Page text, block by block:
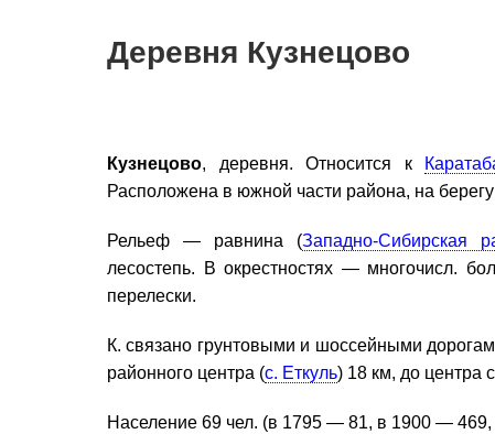
Деревня Кузнецово
Кузнецово, деревня. Относится к
Расположена в южной части района, на
Рельеф — равнина (Западно-Сибирская
лесостепь. В окрестностях — многочисл.
перелески.
К. связано грунтовыми и шоссейными
районного центра (с. Еткуль) 18 км, до центра
Население 69 чел. (в 1795 — 81, в 1900 —